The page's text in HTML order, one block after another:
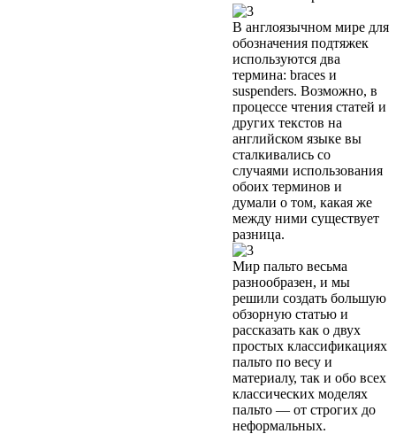
В англоязычном мире для
обозначения подтяжек
используются два
термина: braces и
suspenders. Возможно, в
процессе чтения статей и
других текстов на
английском языке вы
сталкивались со
случаями использования
обоих терминов и
думали о том, какая же
между ними существует
разница.
Мир пальто весьма
разнообразен, и мы
решили создать большую
обзорную статью и
рассказать как о двух
простых классификациях
пальто по весу и
материалу, так и обо всех
классических моделях
пальто — от строгих до
неформальных.